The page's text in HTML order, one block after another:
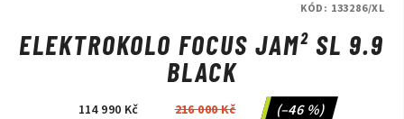
ELEKTROKOLO FOCUS JAM² SL 9.9
BLACK
114 990 Kč 216 000 Kč (–46 %)
KÓD: 133286/XL